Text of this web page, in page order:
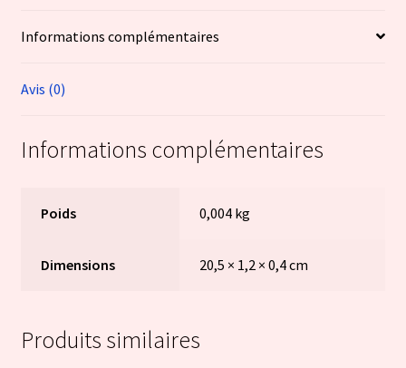
Informations complémentaires
Avis (0)
Informations complémentaires
Poids 0,004 kg
Dimensions 20,5 × 1,2 × 0,4 cm
Produits similaires